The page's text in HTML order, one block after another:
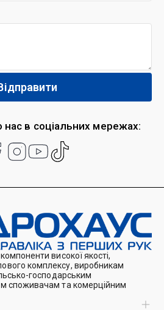
в соціальних мережах:
високої якості,
комплексу, виробникам
господарським
споживачам та комерційним